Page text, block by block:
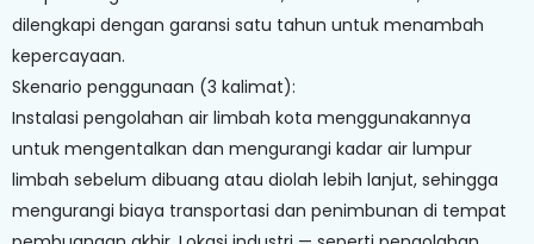
dilengkapi dengan garansi satu tahun untuk menambah
kepercayaan.
Skenario penggunaan (3 kalimat):
Instalasi pengolahan air limbah kota menggunakannya
untuk mengentalkan dan mengurangi kadar air lumpur
limbah sebelum dibuang atau diolah lebih lanjut, sehingga
mengurangi biaya transportasi dan penimbunan di tempat